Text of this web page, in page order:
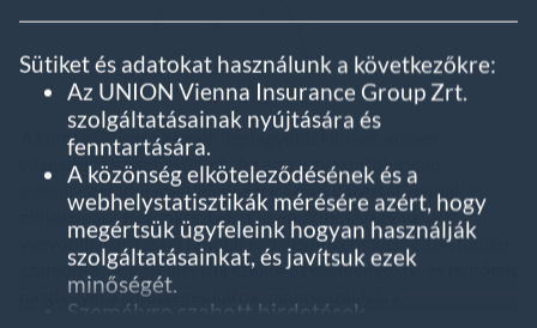
Sütiket és adatokat használunk a következőkre:
Az UNION Vienna Insurance Group Zrt.
szolgáltatásainak nyújtására és
fenntartására.
A közönség elköteleződésének és a
webhelystatisztikák mérésére azért, hogy
megértsük ügyfeleink hogyan használják
szolgáltatásainkat, és javítsuk ezek
minőségét.
Személyre szabott hirdetések
A klímaváltozás az egyik legnagyobb kihívás, amivel
világszerte szembesülünk. Az egyre gyakoribbá váló
szélsőséges időjárási jelenségek óriási hatással vannak a
mindennapi életünkre. Lakás-, gépjármű-, vagy vállalati
vagyonbiztosítással rendelkező ügyfelként kiemelten fontos
számodra, hogy felkészülj ezekre az eseményekre, és mindent
megtegyél a lehetséges károk minimalizálására.